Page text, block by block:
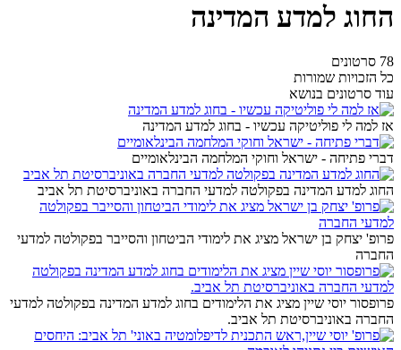
החוג למדע המדינה
78 סרטונים
כל הזכויות שמורות
עוד סרטונים בנושא
אז למה לי פוליטיקה עכשיו - בחוג למדע המדינה
דברי פתיחה - ישראל וחוקי המלחמה הבינלאומיים
החוג למדע המדינה בפקולטה למדעי החברה באוניברסיטת תל אביב
פרופ' יצחק בן ישראל מציג את לימודי הביטחון והסייבר בפקולטה למדעי
החברה
פרופסור יוסי שיין מציג את הלימודים בחוג למדע המדינה בפקולטה למדעי
החברה באוניברסיטת תל אביב.